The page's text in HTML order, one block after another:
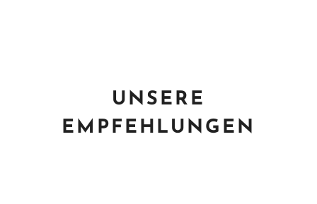
UNSERE
EMPFEHLUNGEN